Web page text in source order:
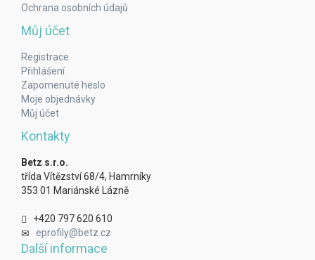
Ochrana osobních údajů
Můj účet
Registrace
Přihlášení
Zapomenuté heslo
Moje objednávky
Můj účet
Kontakty
Betz s.r.o.
třída Vítězství 68/4, Hamrníky
353 01 Mariánské Lázně
+420 797 620 610
eprofily@betz.cz
Další informace